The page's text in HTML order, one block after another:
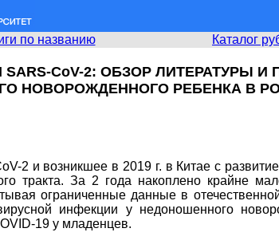
по названию Каталог
CoV-2: ОБЗОР ЛИТЕРАТУРЫ
НОВОРОЖДЕННОГО РЕБЕНКА В
2 и возникшее в 2019 г. в Китае с
тракта. За 2 года накоплено крайне
ограниченные данные в
инфекции у недоношенного
19 у младенцев.